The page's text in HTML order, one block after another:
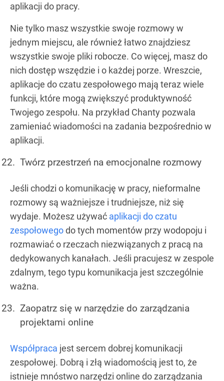
aplikacji do pracy.
Nie tylko masz wszystkie swoje rozmowy w
jednym miejscu, ale również łatwo znajdziesz
wszystkie swoje pliki robocze. Co więcej, masz do
nich dostęp wszędzie i o każdej porze. Wreszcie,
aplikacje do czatu zespołowego mają teraz wiele
funkcji, które mogą zwiększyć produktywność
Twojego zespołu. Na przykład Chanty pozwala
zamieniać wiadomości na zadania bezpośrednio w
aplikacji.
Twórz przestrzeń na emocjonalne rozmowy
Jeśli chodzi o komunikację w pracy, nieformalne
rozmowy są ważniejsze i trudniejsze, niż się
wydaje. Możesz używać aplikacji do czatu
zespołowegodo tych momentów przy wodopoju i
rozmawiać o rzeczach niezwiązanych z pracą na
dedykowanych kanałach. Jeśli pracujesz w zespole
zdalnym, tego typu komunikacja jest szczególnie
ważna.
Zaopatrz się w narzędzie do zarządzania
projektami online
Współpraca jest sercem dobrej komunikacji
zespołowej. Dobrą i złą wiadomością jest to, że
istnieje mnóstwo narzędzi online do zarządzania